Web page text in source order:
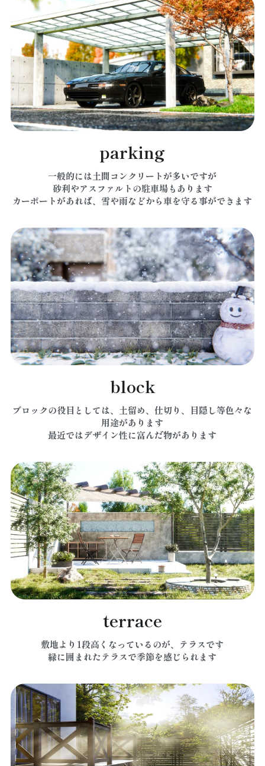
parking
一般的には土間コンクリートが多いですが
砂利やアスファルトの駐車場もあります
カーポートがあれば、雪や雨などから車を守る事ができます
block
ブロックの役目としては、土留め、仕切り、目隠し等色々な
用途があります
最近ではデザイン性に富んだ物があります
terrace
敷地より1段高くなっているのが、テラスです
緑に囲まれたテラスで季節を感じられます